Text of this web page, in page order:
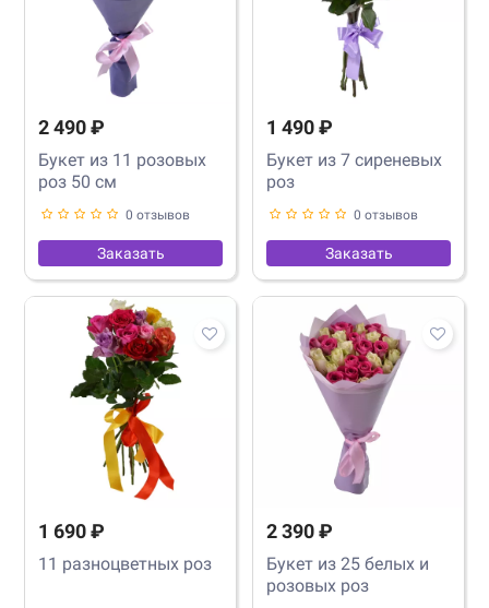
2 490 ₽
Букет из 11 розовых
роз 50 см
0 отзывов
Заказать
1 490 ₽
Букет из 7 сиреневых
роз
0 отзывов
Заказать
1 690 ₽
11 разноцветных роз
2 390 ₽
Букет из 25 белых и
розовых роз